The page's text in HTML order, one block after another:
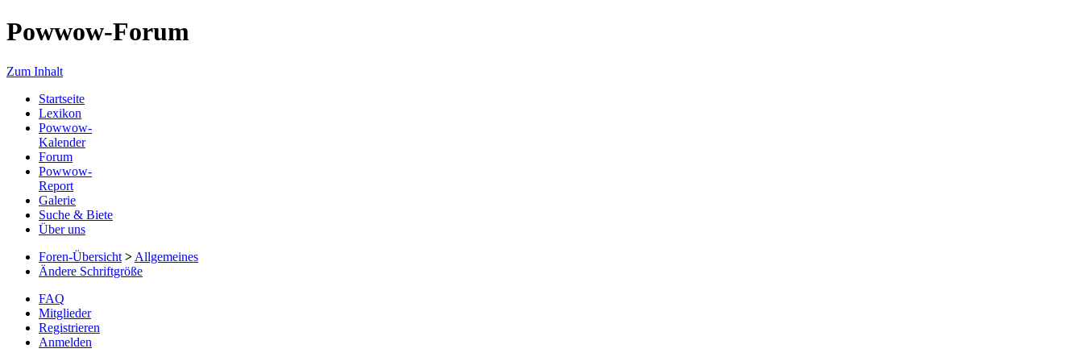
Powwow-Forum
Zum Inhalt
Startseite
Lexikon
Powwow-
Kalender
Forum
Powwow-
Report
Galerie
Suche & Biete
Über uns
Foren-Übersicht > Allgemeines
Ändere Schriftgröße
FAQ
Mitglieder
Registrieren
Anmelden